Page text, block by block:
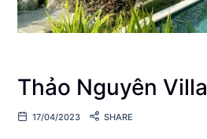
Thảo Nguyên Villa
17/04/2023 SHARE